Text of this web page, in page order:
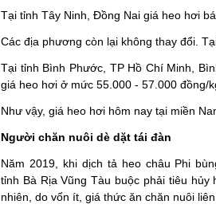
Tại tỉnh Tây Ninh, Đồng Nai giá heo hơi
Các địa phương còn lại không thay đổi.
Tại tỉnh Bình Phước, TP Hồ Chí Minh,
giá heo hơi ở mức 55.000 - 57.000 đồng/
Như vậy, giá heo hơi hôm nay tại miền
Người chăn nuôi dè dặt tái đàn
Năm 2019, khi dịch tả heo châu Phi
tỉnh Bà Rịa Vũng Tàu buộc phải tiêu
nhiên, do vốn ít, giá thức ăn chăn nuôi